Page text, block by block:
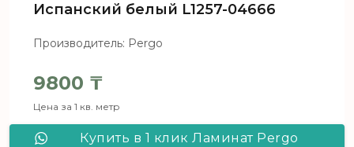
Испанский белый L1257-04666
Производитель: Pergo
9800 ₸
Цена за 1 кв. метр
Купить в 1 клик Ламинат Pergo